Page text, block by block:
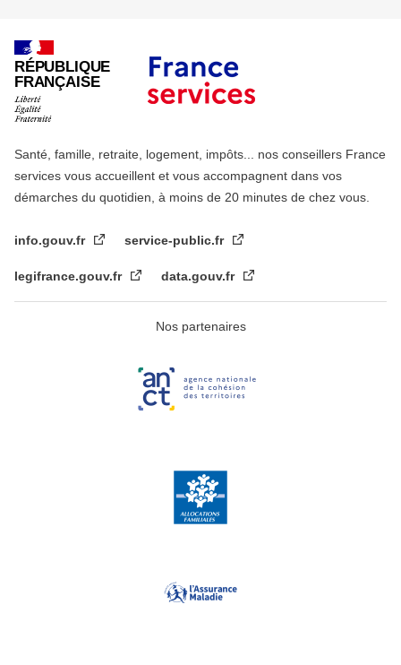
RÉPUBLIQUE
FRANÇAISE
Santé, famille, retraite, logement, impôts... nos conseillers France
services vous accueillent et vous accompagnent dans vos
démarches du quotidien, à moins de 20 minutes de chez vous.
info.gouv.fr service-public.fr
legifrance.gouv.fr data.gouv.fr
Nos partenaires